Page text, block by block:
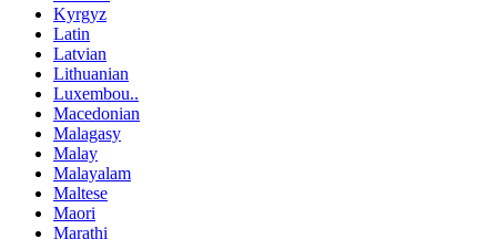
Kyrgyz
Latin
Latvian
Lithuanian
Luxembou..
Macedonian
Malagasy
Malay
Malayalam
Maltese
Maori
Marathi